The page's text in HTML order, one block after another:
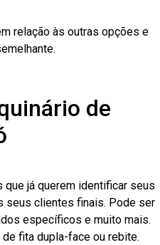
relação às outras opções e
de
que já querem identificar seus
seus clientes finais. Pode ser
específicos e muito mais.
fita dupla-face ou rebite.